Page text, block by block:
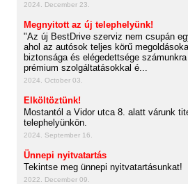
2024. December 23.
Megnyitott az új telephelyünk!
"Az új BestDrive szerviz nem csupán
ahol az autósok teljes körű
biztonsága és elégedettsége
prémium szolgáltatásokkal é...
2024. October 03.
Elköltöztünk!
Mostantól a Vidor utca 8. alatt várunk
telephelyünkön.
2024. September 16.
Ünnepi nyitvatartás
Tekintse meg ünnepi nyitvatartásunkat!
2022. December 09.